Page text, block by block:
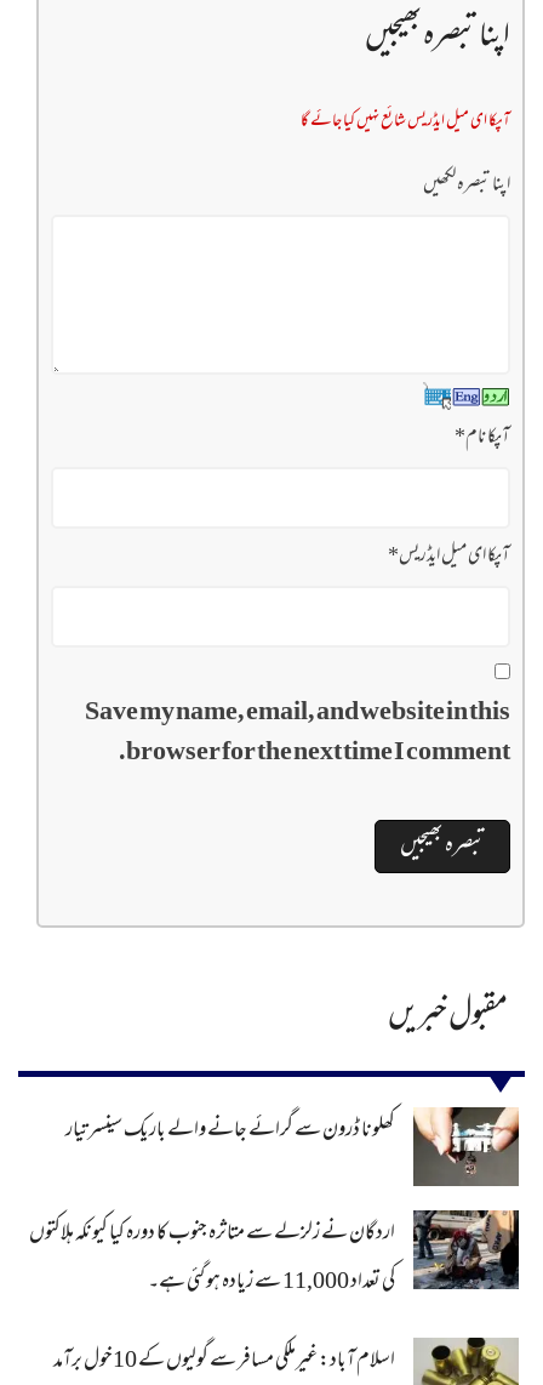
اپنا تبصرہ بھیجیں
آپکا ای میل ایڈریس شائع نہیں کیا جائے گا
اپنا تبصرہ لکھیں
آپکا نام*
آپکا ای میل ایڈریس*
Save my name, email, and website in this
browser for the next time I comment.
مقبول خبریں
کھلونا ڈرون سے گرائے جانے والے باریک سینسر تیار
اردگان نے زلزلے سے متاثرہ جنوب کا دورہ کیا کیونکہ ہلاکتوں
کی تعداد 11,000 سے زیادہ ہو گئی ہے۔
اسلام آباد: غیرملکی مسافر سے گولیوں کے 10خول برآمد